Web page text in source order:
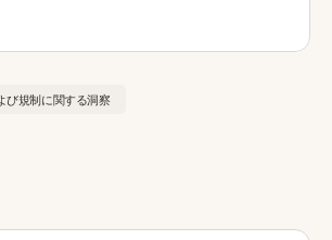
び規制に関する洞察